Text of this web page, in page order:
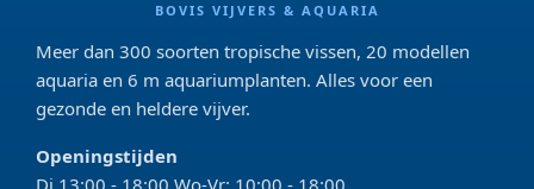
BOVIS VIJVERS & AQUARIA
Meer dan 300 soorten tropische vissen, 20 modellen
aquaria en 6 m aquariumplanten. Alles voor een
gezonde en heldere vijver.
Openingstijden
Di 13:00 - 18:00 Wo-Vr: 10:00 - 18:00